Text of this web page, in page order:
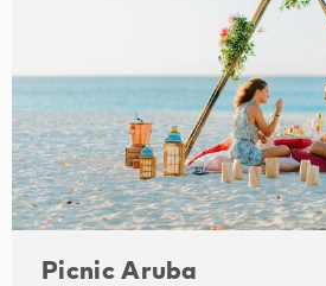
Picnic Aruba